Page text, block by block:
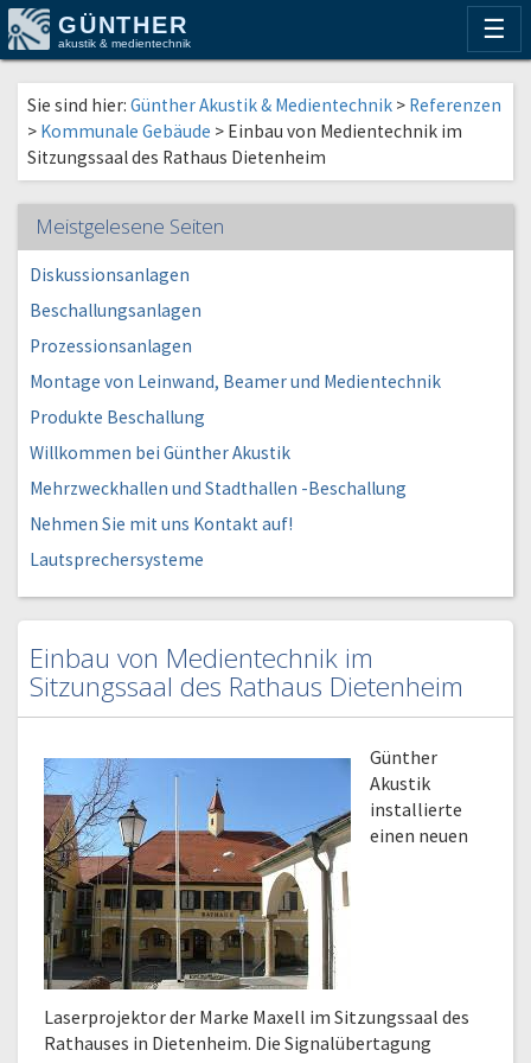
GÜNTHER
akustik & medientechnik ☰
Sie sind hier: Günther Akustik & Medientechnik > Referenzen
> Kommunale Gebäude > Einbau von Medientechnik im
Sitzungssaal des Rathaus Dietenheim
Meistgelesene Seiten
Diskussionsanlagen
Beschallungsanlagen
Prozessionsanlagen
Montage von Leinwand, Beamer und Medientechnik
Produkte Beschallung
Willkommen bei Günther Akustik
Mehrzweckhallen und Stadthallen -Beschallung
Nehmen Sie mit uns Kontakt auf!
Lautsprechersysteme
Einbau von Medientechnik im
Sitzungssaal des Rathaus Dietenheim
Günther
Akustik
installierte
einen neuen
Laserprojektor der Marke Maxell im Sitzungssaal des
Rathauses in Dietenheim. Die Signalübertagung